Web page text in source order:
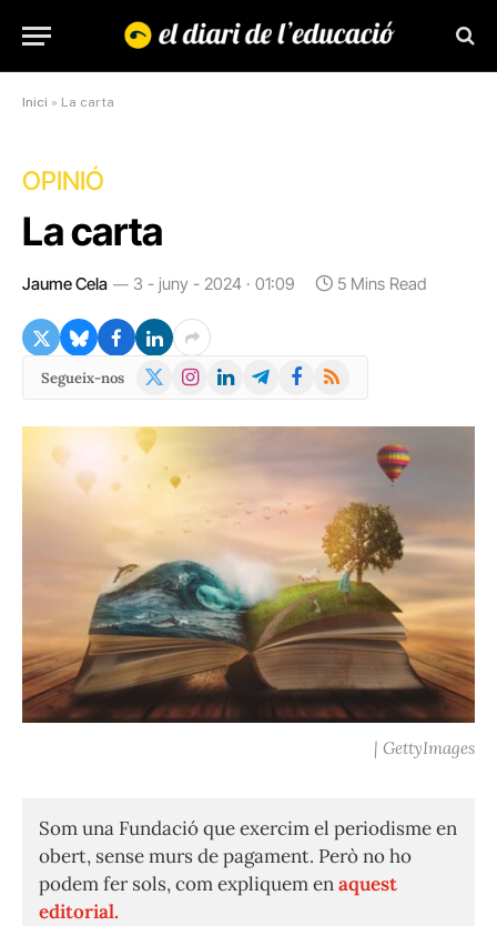
Inici » La carta
OPINIÓ
La carta
Jaume Cela 3 - juny - 2024 · 01:09 5 Mins Read
Segueix-nos
X
Instagram
LinkedInTelegramFacebook
RSS
| GettyImages
Som una Fundació que exercim el periodisme en
obert, sense murs de pagament. Però no ho
podem fer sols, com expliquem enaquest
editorial.